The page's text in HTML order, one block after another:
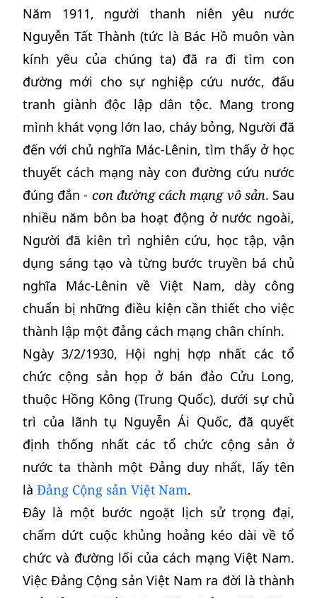
Năm 1911, người thanh niên yêu nước
Nguyễn Tất Thành (tức là Bác Hồ muôn vàn
kính yêu của chúng ta) đã ra đi tìm con
đường mới cho sự nghiệp cứu nước, đấu
tranh giành độc lập dân tộc. Mang trong
mình khát vọng lớn lao, cháy bỏng, Người đã
đến với chủ nghĩa Mác-Lênin, tìm thấy ở học
thuyết cách mạng này con đường cứu nước
đúng đắn - con đường cách mạng vô sản. Sau
nhiều năm bôn ba hoạt động ở nước ngoài,
Người đã kiên trì nghiên cứu, học tập, vận
dụng sáng tạo và từng bước truyền bá chủ
nghĩa Mác-Lênin về Việt Nam, dày công
chuẩn bị những điều kiện cần thiết cho việc
thành lập một đảng cách mạng chân chính.
Ngày 3/2/1930, Hội nghị hợp nhất các tổ
chức cộng sản họp ở bán đảo Cửu Long,
thuộc Hồng Kông (Trung Quốc), dưới sự chủ
trì của lãnh tụ Nguyễn Ái Quốc, đã quyết
định thống nhất các tổ chức cộng sản ở
nước ta thành một Đảng duy nhất, lấy tên
là Đảng Cộng sản Việt Nam.
Đây là một bước ngoặt lịch sử trọng đại,
chấm dứt cuộc khủng hoảng kéo dài về tổ
chức và đường lối của cách mạng Việt Nam.
Việc Đảng Cộng sản Việt Nam ra đời là thành